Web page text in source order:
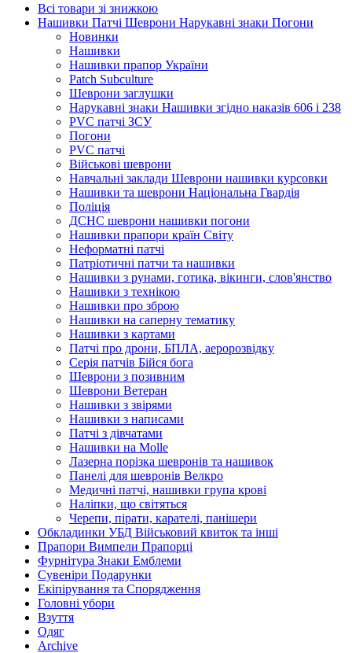
Всі товари зі знижкою
Нашивки Патчі Шеврони Нарукавні знаки Погони
Новинки
Нашивки
Нашивки прапор України
Рatch Subculture
Шеврони заглушки
Нарукавні знаки Нашивки згідно наказів 606 і 238
PVC патчі ЗСУ
Погони
PVC патчі
Військові шеврони
Навчальні заклади Шеврони нашивки курсовки
Нашивки та шеврони Національна Гвардія
Поліція
ДСНС шеврони нашивки погони
Нашивки прапори країн Світу
Неформатні патчі
Патріотичні патчи та нашивки
Нашивки з рунами, готика, вікинги, слов'янство
Нашивки з технікою
Нашивки про зброю
Нашивки на саперну тематику
Нашивки з картами
Патчі про дрони, БПЛА, аеророзвідку
Серія патчів Бійся бога
Шеврони з позивним
Шеврони Ветеран
Нашивки з звірями
Нашивки з написами
Патчі з дівчатами
Нашивки на Molle
Лазерна порізка шевронів та нашивок
Панелі для шевронів Велкро
Медичні патчі, нашивки група крові
Наліпки, що світяться
Черепи, пірати, карателі, панішери
Обкладинки УБД Військовий квиток та інші
Прапори Вимпели Прапорці
Фурнітура Знаки Емблеми
Сувеніри Подарунки
Екіпірування та Спорядження
Головні убори
Взуття
Одяг
Archive